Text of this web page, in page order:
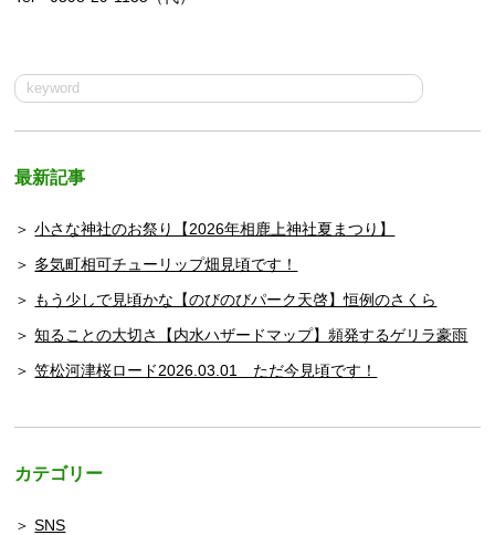
最新記事
小さな神社のお祭り【2026年相鹿上神社夏まつり】
多気町相可チューリップ畑見頃です！
もう少しで見頃かな【のびのびパーク天啓】恒例のさくら
知ることの大切さ【内水ハザードマップ】頻発するゲリラ豪雨
笠松河津桜ロード2026.03.01 ただ今見頃です！
カテゴリー
SNS